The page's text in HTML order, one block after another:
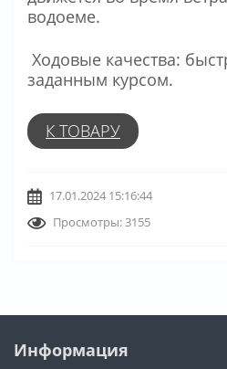
водоеме.
Ходовые качества:
заданным курсом.
К ТОВАРУ
17.01.2024 15:16:44
Просмотры: 3155
Информация